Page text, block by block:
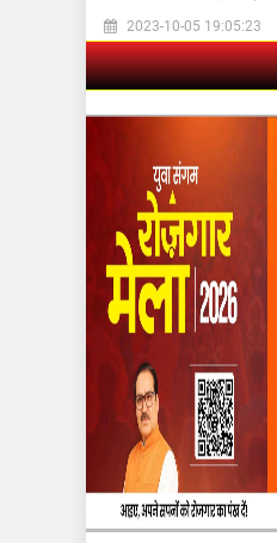
2023-10-05 19:05:23